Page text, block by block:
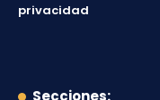
privacidad
Secciones: